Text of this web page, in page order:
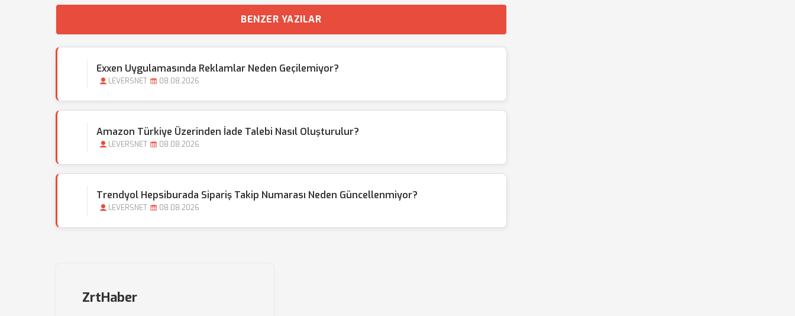
BENZER YAZILAR
Exxen Uygulamasında Reklamlar Neden Geçilemiyor?
LEVERSNET 08.08.2026
Amazon Türkiye Üzerinden İade Talebi Nasıl Oluşturulur?
LEVERSNET 08.08.2026
Trendyol Hepsiburada Sipariş Takip Numarası Neden Güncellenmiyor?
LEVERSNET 08.08.2026
ZrtHaber